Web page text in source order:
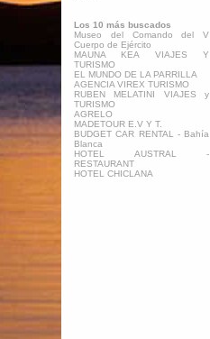
Los 10 más buscados
Museo del Comando del V
Cuerpo de Ejército
MAUNA KEA VIAJES Y
TURISMO
EL MUNDO DE LA PARRILLA
AGENCIA VIREX TURISMO
RUBEN MELATINI VIAJES y
TURISMO
AGRELO
MADETOUR E.V Y T.
BUDGET CAR RENTAL - Bahía
Blanca
HOTEL AUSTRAL -
RESTAURANT
HOTEL CHICLANA